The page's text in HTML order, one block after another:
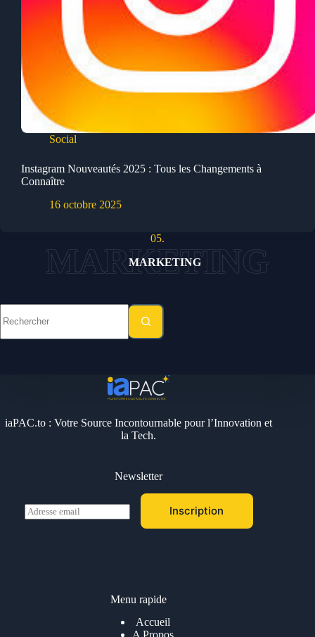
Social
Instagram Nouveautés 2025 : Tous les Changements à
Connaître
16 octobre 2025
05.
MARKETING
résultat
iaPAC.to : Votre Source Incontournable pour l’Innovation et
la Tech.
Newsletter
E
m
Inscription
Menu rapide
Accueil